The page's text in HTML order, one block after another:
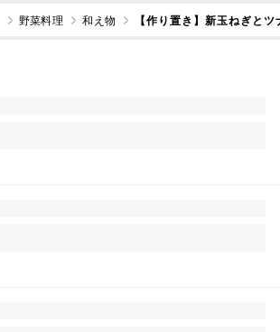
野菜料理 和え物 【作り置き】新玉ねぎと